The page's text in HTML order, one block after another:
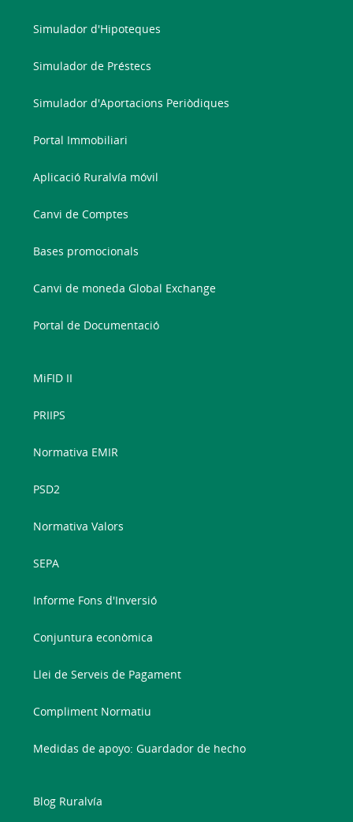
Simulador d'Hipoteques
Simulador de Préstecs
Simulador d'Aportacions Periòdiques
Portal Immobiliari
Aplicació Ruralvía móvil
Canvi de Comptes
Bases promocionals
Canvi de moneda Global Exchange
Portal de Documentació
MiFID II
PRIIPS
Normativa EMIR
PSD2
Normativa Valors
SEPA
Informe Fons d'Inversió
Conjuntura econòmica
Llei de Serveis de Pagament
Compliment Normatiu
Medidas de apoyo: Guardador de hecho
Blog Ruralvía